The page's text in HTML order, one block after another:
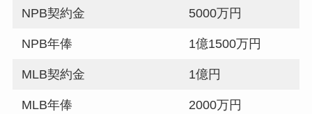
NPB契約金 5000万円
NPB年俸 1億1500万円
MLB契約金 1億円
MLB年俸 2000万円